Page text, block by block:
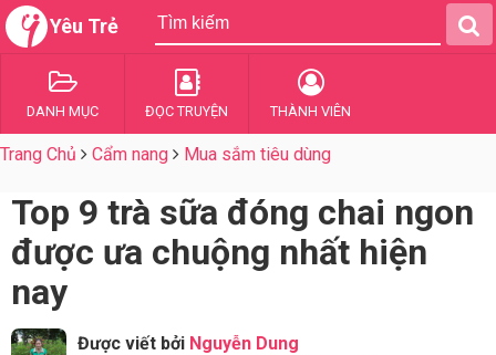
Yêu Trẻ
DANH MỤC ĐỌC TRUYỆN THÀNH VIÊN
Trang Chủ Cẩm nang Mua sắm tiêu dùng
Top 9 trà sữa đóng chai ngon
được ưa chuộng nhất hiện
nay
Được viết bởi Nguyễn Dung